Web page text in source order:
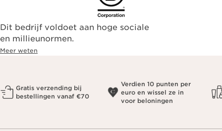
Dit bedrijf voldoet aan hoge sociale
en millieunormen.
Meer weten
Gratis verzending bij
bestellingen vanaf €70
Verdien 10 punten per
euro en wissel ze in
voor beloningen